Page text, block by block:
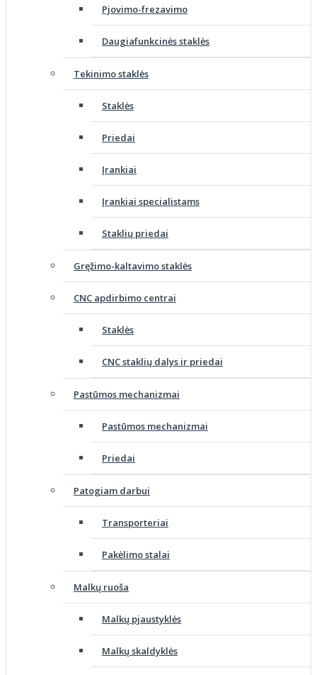
Pjovimo-frezavimo
Daugiafunkcinės staklės
Tekinimo staklės
Staklės
Priedai
Įrankiai
Įrankiai specialistams
Staklių priedai
Gręžimo-kaltavimo staklės
CNC apdirbimo centrai
Staklės
CNC staklių dalys ir priedai
Pastūmos mechanizmai
Pastūmos mechanizmai
Priedai
Patogiam darbui
Transporteriai
Pakėlimo stalai
Malkų ruoša
Malkų pjaustyklės
Malkų skaldyklės